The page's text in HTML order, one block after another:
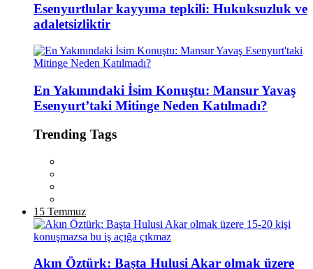
Esenyurtlular kayyıma tepkili: Hukuksuzluk ve
adaletsizliktir
En Yakınındaki İsim Konuştu: Mansur Yavaş
Esenyurt’taki Mitinge Neden Katılmadı?
Trending Tags
15 Temmuz
Akın Öztürk: Başta Hulusi Akar olmak üzere